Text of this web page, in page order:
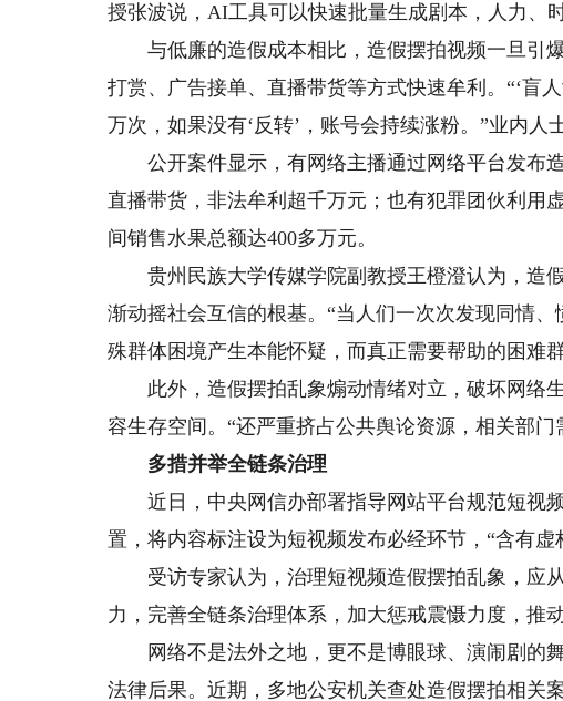
授张波说，AI工具可以快速批量生成剧本，人力、
与低廉的造假成本相比，造假摆拍视频一旦引
打赏、广告接单、直播带货等方式快速牟利。“‘盲
万次，如果没有‘反转’，账号会持续涨粉。”业内人
公开案件显示，有网络主播通过网络平台发布
直播带货，非法牟利超千万元；也有犯罪团伙利用
间销售水果总额达400多万元。
贵州民族大学传媒学院副教授王橙澄认为，造假
渐动摇社会互信的根基。“当人们一次次发现同情
殊群体困境产生本能怀疑，而真正需要帮助的困难
此外，造假摆拍乱象煽动情绪对立，破坏网络
容生存空间。“还严重挤占公共舆论资源，相关部门
多措并举全链条治理
近日，中央网信办部署指导网站平台规范短视
置，将内容标注设为短视频发布必经环节，“含有虚
受访专家认为，治理短视频造假摆拍乱象，应
力，完善全链条治理体系，加大惩戒震慑力度，推
网络不是法外之地，更不是博眼球、演闹剧的
法律后果。近期，多地公安机关查处造假摆拍相关